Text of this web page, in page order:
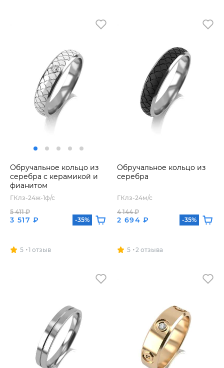
Обручальное кольцо из
серебра с керамикой и
фианитом
ГКлз-24ж-1ф/с
3 517 ₽
5 411 ₽
-35%
5 1 отзыв
Обручальное кольцо из
серебра
ГКлз-24м/с
2 694 ₽
4 144 ₽
-35%
5 2 отзыва